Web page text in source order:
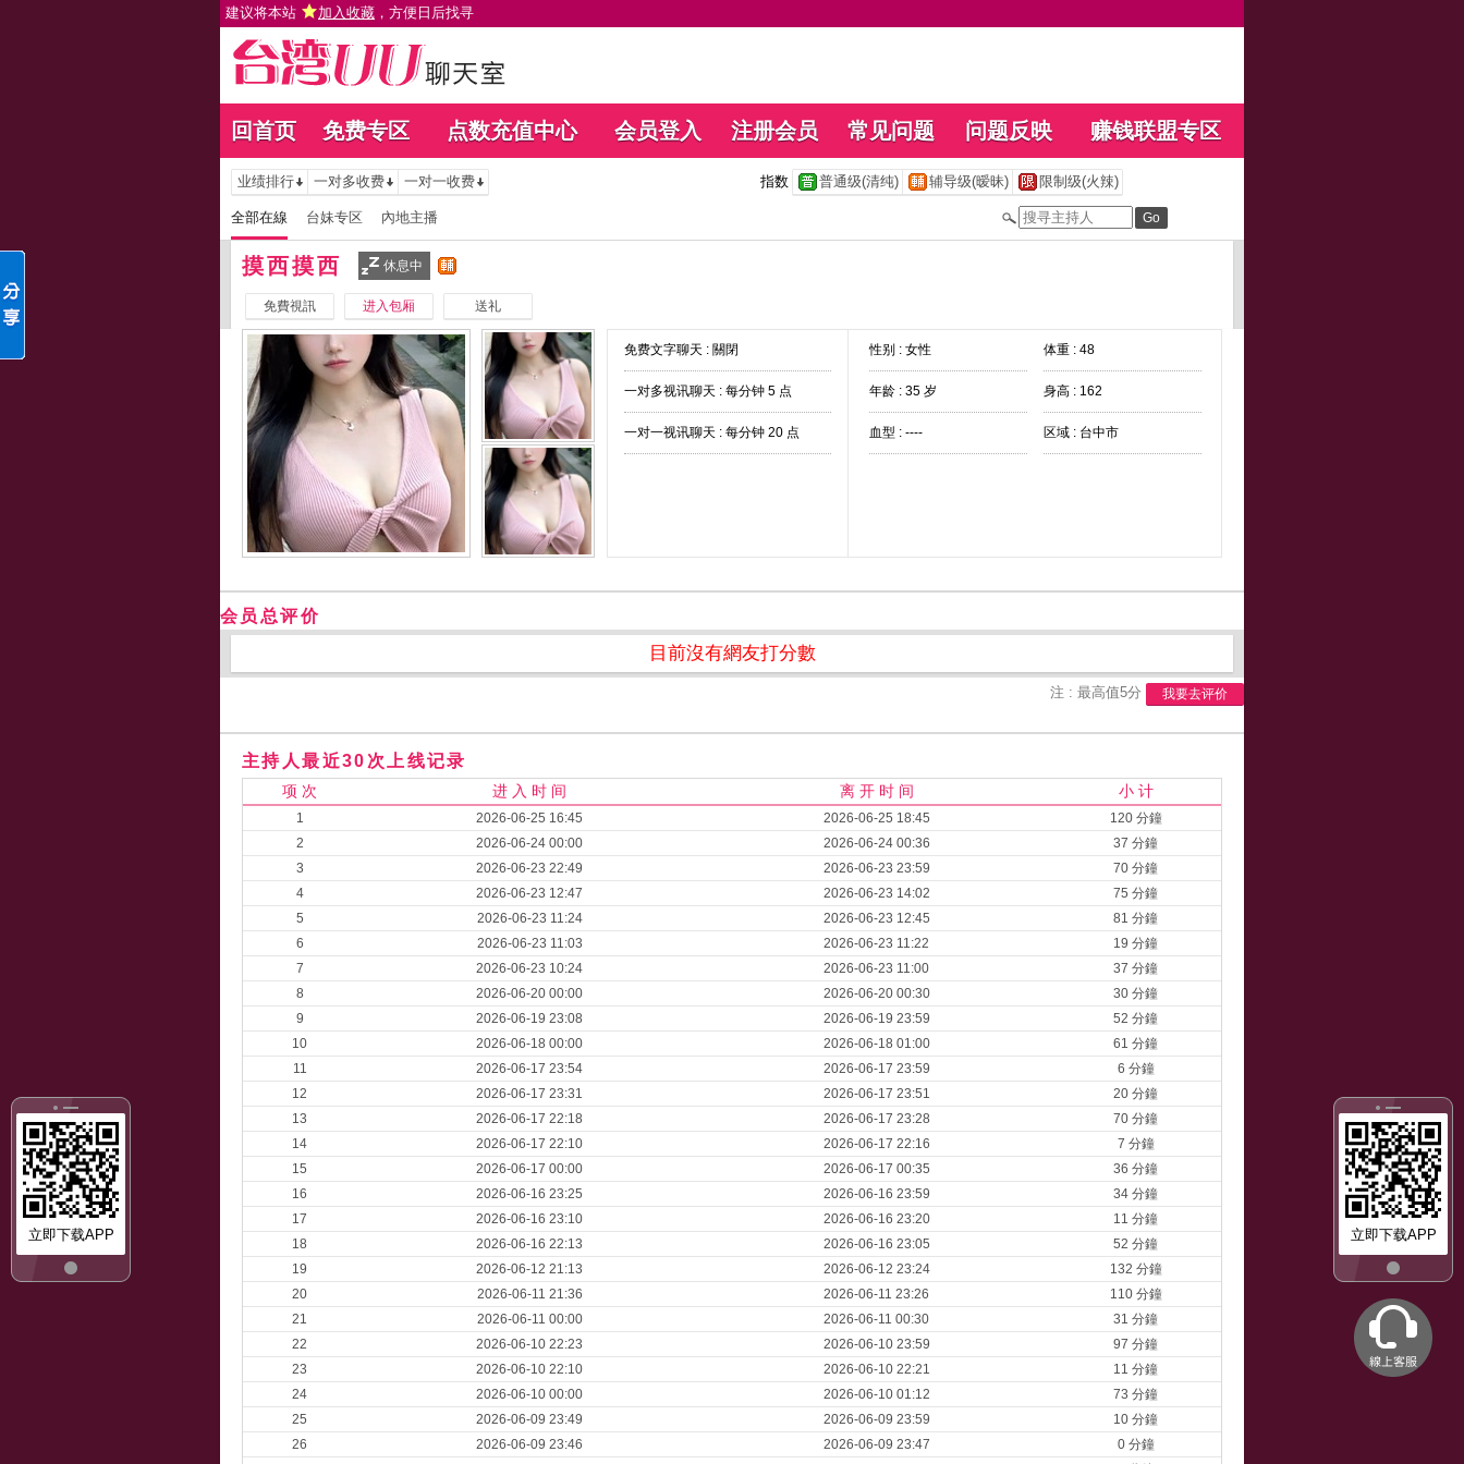
建议将本站 加入收藏 ，方便日后找寻
回首页 免费专区 点数充值中心 会员登入 注册会员 常见问题 问题反映 赚钱联盟专区
立即下载APP
立即下载APP
业绩排行 一对多收费 一对一收费 指数 普通级(清纯) 辅导级(暧昧) 限制级(火辣)
全部在線 台妹专区 內地主播
摸西摸西 休息中
免費視訊 进入包厢 送礼
免费文字聊天 : 關閉
一对多视讯聊天 : 每分钟 5 点
一对一视讯聊天 : 每分钟 20 点
性别 : 女性 体重 : 48
年龄 : 35 岁 身高 : 162
血型 : ---- 区域 : 台中市
会员总评价
目前沒有網友打分數
注 : 最高值5分 我要去评价
主持人最近30次上线记录
项 次 进 入 时 间 离 开 时 间 小 计
1 2026-06-25 16:45 2026-06-25 18:45
120 分鐘
2
2026-06-24 00:00 2026-06-24 00:36
37 分鐘
3
2026-06-23 22:49 2026-06-23 23:59
70 分鐘
4
2026-06-23 12:47 2026-06-23 14:02
75 分鐘
5
2026-06-23 11:24 2026-06-23 12:45
81 分鐘
6
2026-06-23 11:03 2026-06-23 11:22
19 分鐘
7
2026-06-23 10:24 2026-06-23 11:00
37 分鐘
8
2026-06-20 00:00 2026-06-20 00:30
30 分鐘
9
2026-06-19 23:08 2026-06-19 23:59
52 分鐘
10
2026-06-18 00:00 2026-06-18 01:00
61 分鐘
11
2026-06-17 23:54 2026-06-17 23:59
6 分鐘
12
2026-06-17 23:31 2026-06-17 23:51
20 分鐘
13
2026-06-17 22:18 2026-06-17 23:28
70 分鐘
14
2026-06-17 22:10 2026-06-17 22:16
7 分鐘
15
2026-06-17 00:00 2026-06-17 00:35
36 分鐘
16
2026-06-16 23:25 2026-06-16 23:59
34 分鐘
17
2026-06-16 23:10 2026-06-16 23:20
11 分鐘
18
2026-06-16 22:13 2026-06-16 23:05
52 分鐘
19
2026-06-12 21:13 2026-06-12 23:24
132 分鐘
20
2026-06-11 21:36 2026-06-11 23:26
110 分鐘
21
2026-06-11 00:00 2026-06-11 00:30
31 分鐘
22
2026-06-10 22:23 2026-06-10 23:59
97 分鐘
23
2026-06-10 22:10 2026-06-10 22:21
11 分鐘
24
2026-06-10 00:00 2026-06-10 01:12
73 分鐘
25
2026-06-09 23:49 2026-06-09 23:59
10 分鐘
26
2026-06-09 23:46 2026-06-09 23:47
0 分鐘